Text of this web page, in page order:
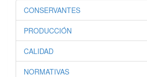
CONSERVANTES
PRODUCCIÓN
CALIDAD
NORMATIVAS